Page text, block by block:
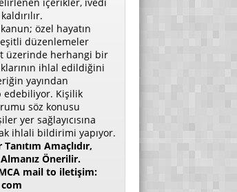
kanun; özel hayatın
düzenlemeler
üzerinde herhangi bir
ihlal edildiğini
yayından
edebiliyor. Kişilik
söz konusu
yer sağlayıcısına
ihlali bildirimi yapıyor.
Amaçlıdır,
Önerilir.
mail to iletişim: